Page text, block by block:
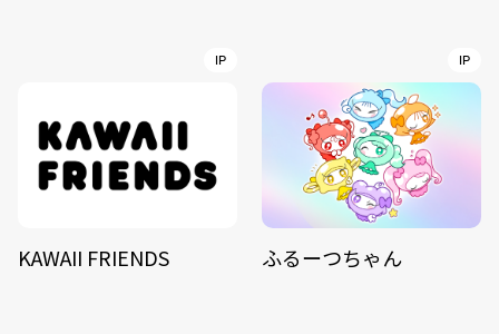
IP
KAWAII FRIENDS
IP
ふるーつちゃん